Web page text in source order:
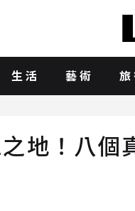
生活 藝術 旅
地！八個